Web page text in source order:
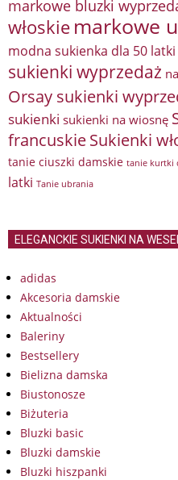
markowe bluzki
włoskie markowe
modna sukienka dla 50 latki
sukienki wyprzedaż
Orsay sukienki
sukienki sukienki na wiosnę
francuskieSukienki
tanie ciuszki damskie tanie kurtki
latki Tanie ubrania
ELEGANCKIE SUKIENKI NA
adidas
Akcesoria damskie
Aktualności
Baleriny
Bestsellery
Bielizna damska
Biustonosze
Biżuteria
Bluzki basic
Bluzki damskie
Bluzki hiszpanki